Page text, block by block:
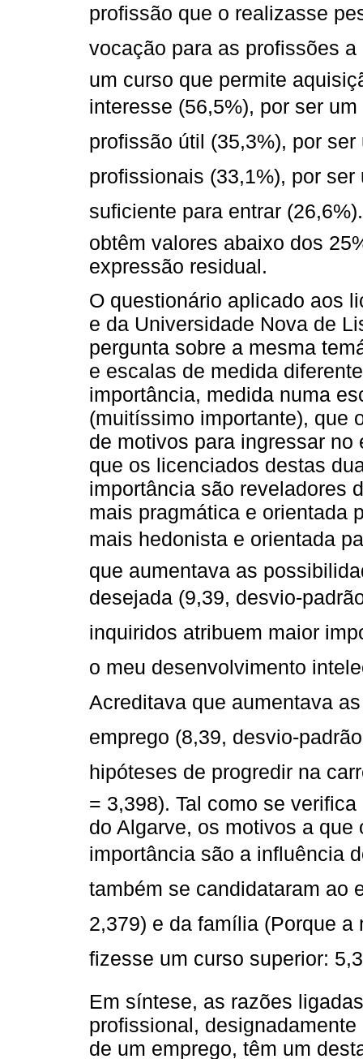
profissão que o realizasse
vocação para as profissões a
um curso que permite
interesse (56,5%), por ser
profissão útil (35,3%), por
profissionais (33,1%), por
suficiente para entrar
obtêm valores abaixo dos
expressão residual.
O questionário aplicado aos
e da Universidade Nova de
pergunta sobre a mesma
e escalas de medida
importância, medida numa
(muitíssimo importante), que
de motivos para ingressar
que os licenciados destas
importância são reveladores
mais pragmática e orientada
mais hedonista e orientada
que aumentava as
desejada (9,39, desvio-
inquiridos atribuem maior
o meu desenvolvimento
Acreditava que aumentava
emprego (8,39, desvio-
hipóteses de progredir na
= 3,398). Tal como se
do Algarve, os motivos a
importância são a influência
também se candidataram ao
2,379) e da família (Porque
fizesse um curso superior:
Em síntese, as razões
profissional,
de um emprego, têm um